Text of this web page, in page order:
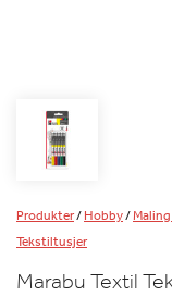
Produkter/Hobby/
Tekstiltusjer
Marabu Textil